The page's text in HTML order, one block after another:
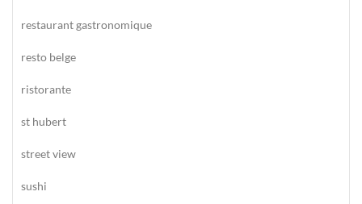
restaurant gastronomique
resto belge
ristorante
st hubert
street view
sushi